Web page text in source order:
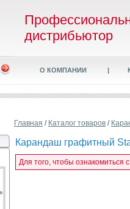
дистрибьютор
О КОМПАНИИ |
Главная / Каталог товаров /
Карандаш графитный
Для того, чтобы